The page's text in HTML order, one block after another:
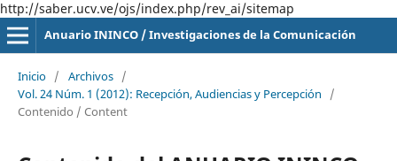
http://saber.ucv.ve/ojs/index.php/rev_ai/sitemap
Anuario ININCO / Investigaciones de la Comunicación
Inicio / Archivos /
Vol. 24 Núm. 1 (2012): Recepción, Audiencias y Percepción
/
Contenido / Content